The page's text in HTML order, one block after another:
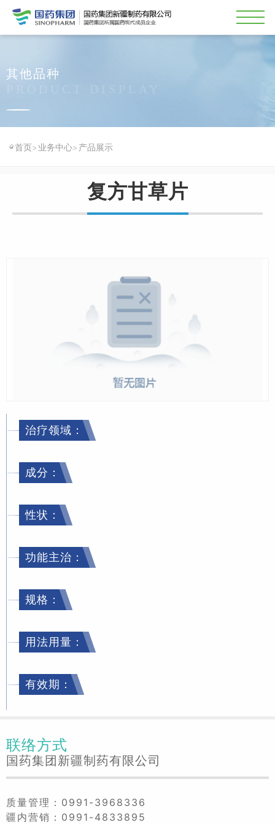
其他品种
首页> 业务中心> 产品展示
复方甘草片
治疗领域：
成分：
性状：
功能主治：
规格：
用法用量：
有效期：
联络方式
国药集团新疆制药有限公司
质量管理：0991-3968336
疆内营销：0991-4833895